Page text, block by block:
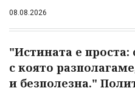
08.08.2026
"Истината е проста:
с която
и безполезна."